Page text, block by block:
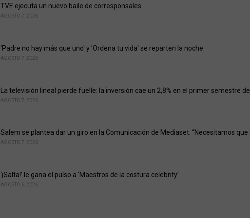
TVE ejecuta un nuevo baile de corresponsales
AGOSTO 7, 2026
'Padre no hay más que uno' y 'Ordena tu vida' se reparten la noche
AGOSTO 7, 2026
La televisión lineal pierde fuelle: la inversión cae un 2,8% en el primer semestre
AGOSTO 7, 2026
Salem se plantea dar un giro en la Comunicación de Mediaset: “Necesitamos que
AGOSTO 7, 2026
‘¡Salta!’ le gana el pulso a ‘Maestros de la costura celebrity’
AGOSTO 6, 2026